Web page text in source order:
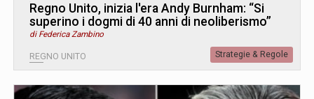
Regno Unito, inizia l'era Andy Burnham: “Si
superino i dogmi di 40 anni di neoliberismo”
di Federica Zambino
REGNO UNITO Strategie & Regole